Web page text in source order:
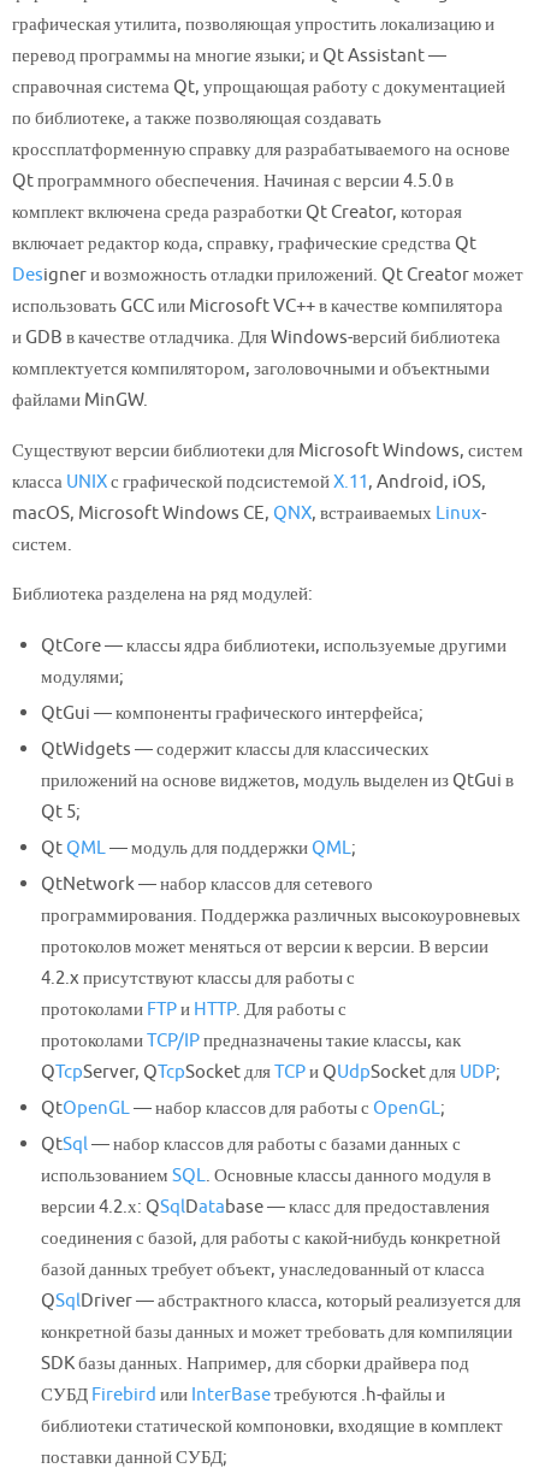
графическая утилита, позволяющая упростить локализацию и
перевод программы на многие языки; и Qt Assistant —
справочная система Qt, упрощающая работу с документацией
по библиотеке, а также позволяющая создавать
кроссплатформенную справку для разрабатываемого на основе
Qt программного обеспечения. Начиная с версии 4.5.0 в
комплект включена среда разработки Qt Creator, которая
включает редактор кода, справку, графические средства Qt
Designer и возможность отладки приложений. Qt Creator может
использовать GCC или Microsoft VC++ в качестве компилятора
и GDB в качестве отладчика. Для Windows-версий библиотека
комплектуется компилятором, заголовочными и объектными
файлами MinGW.
Существуют версии библиотеки для Microsoft Windows, систем
класса UNIXс графической подсистемойX.11, Android, iOS,
macOS, Microsoft Windows CE, QNX, встраиваемых Linux-
систем.
Библиотека разделена на ряд модулей:
QtCore — классы ядра библиотеки, используемые другими
модулями;
QtGui — компоненты графического интерфейса;
QtWidgets — содержит классы для классических
приложений на основе виджетов, модуль выделен из QtGui в
Qt 5;
Qt QML— модуль для поддержки QML;
QtNetwork — набор классов для сетевого
программирования. Поддержка различных высокоуровневых
протоколов может меняться от версии к версии. В версии
4.2.x присутствуют классы для работы с
протоколами FTPи HTTP. Для работы с
протоколамиTCP/IPпредназначены такие классы, как
QTcpServer, QTcpSocket дляTCPи QUdpSocket для UDP;
QtOpenGL— набор классов для работы с OpenGL;
QtSql— набор классов для работы с базами данных с
использованиемSQL. Основные классы данного модуля в
версии 4.2.х: QSqlDatabase — класс для предоставления
соединения с базой, для работы с какой-нибудь конкретной
базой данных требует объект, унаследованный от класса
QSqlDriver — абстрактного класса, который реализуется для
конкретной базы данных и может требовать для компиляции
SDK базы данных. Например, для сборки драйвера под
СУБД Firebird или InterBaseтребуются .h-файлы и
библиотеки статической компоновки, входящие в комплект
поставки данной СУБД;